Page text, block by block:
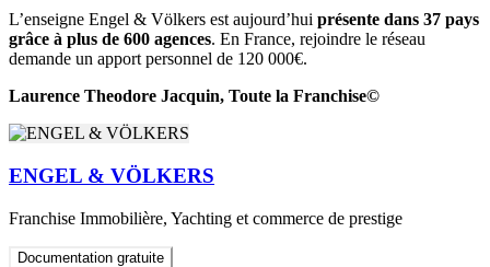
L’enseigne Engel & Völkers est aujourd’hui présente dans 37 pays
grâce à plus de 600 agences. En France, rejoindre le réseau
demande un apport personnel de 120 000€.
Laurence Theodore Jacquin, Toute la Franchise©
ENGEL & VÖLKERS
Franchise Immobilière, Yachting et commerce de prestige
Documentation gratuite